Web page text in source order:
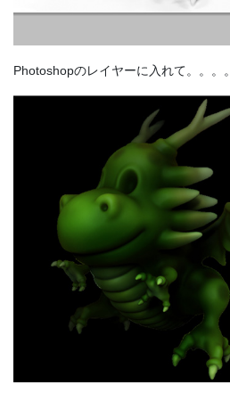
Photoshopのレイヤーに入れて。。。。